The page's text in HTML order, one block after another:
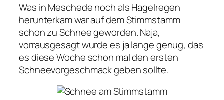
Was in Meschede noch als Hagelregen
herunterkam war auf dem Stimmstamm
schon zu Schnee geworden. Naja,
vorrausgesagt wurde es ja lange genug, das
es diese Woche schon mal den ersten
Schneevorgeschmack geben sollte.